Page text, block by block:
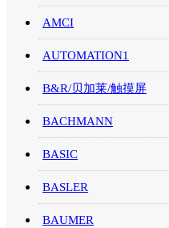
AMCI
AUTOMATION1
B&R/贝加莱/触摸屏
BACHMANN
BASIC
BASLER
BAUMER